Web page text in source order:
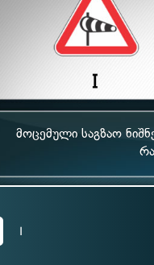
მოცემული საგზაო
I